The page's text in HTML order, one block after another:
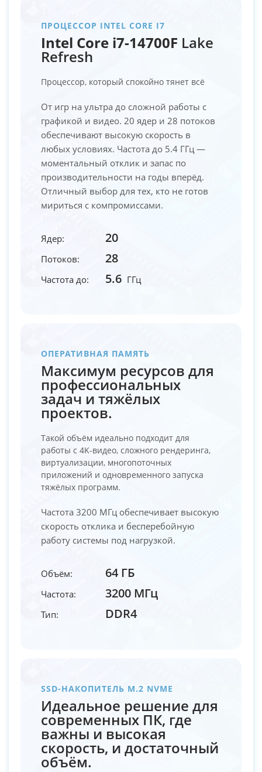
ПРОЦЕССОР INTEL CORE I7
Intel Core i7-14700F Lake
Refresh
Процессор, который спокойно тянет всё
От игр на ультра до сложной работы с
графикой и видео. 20 ядер и 28 потоков
обеспечивают высокую скорость в
любых условиях. Частота до 5.4 ГГц —
моментальный отклик и запас по
производительности на годы вперёд.
Отличный выбор для тех, кто не готов
мириться с компромиссами.
Ядер: 20
Потоков: 28
Частота до: 5.6 ГГц
ОПЕРАТИВНАЯ ПАМЯТЬ
Максимум ресурсов для
профессиональных
задач и тяжёлых
проектов.
Такой объём идеально подходит для
работы с 4K-видео, сложного рендеринга,
виртуализации, многопоточных
приложений и одновременного запуска
тяжёлых программ.
Частота 3200 МГц обеспечивает высокую
скорость отклика и бесперебойную
работу системы под нагрузкой.
Объём: 64 ГБ
Частота: 3200 МГц
Тип: DDR4
SSD-НАКОПИТЕЛЬ M.2 NVME
Идеальное решение для
современных ПК, где
важны и высокая
скорость, и достаточный
объём.